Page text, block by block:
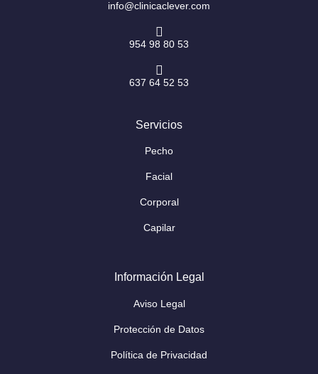
info@clinicaclever.com
954 98 80 53
637 64 52 53
Servicios
Pecho
Facial
Corporal
Capilar
Información Legal
Aviso Legal
Protección de Datos
Política de Privacidad